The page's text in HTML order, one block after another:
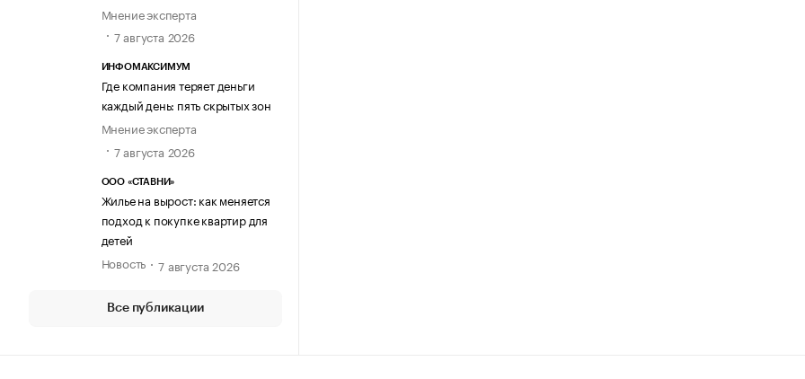
Мнение эксперта
7 августа 2026
ИНФОМАКСИМУМ
Где компания теряет деньги
каждый день: пять скрытых зон
Мнение эксперта
7 августа 2026
ООО «СТАВНИ»
Жилье на вырост: как меняется
подход к покупке квартир для
детей
Новость
7 августа 2026
Все публикации